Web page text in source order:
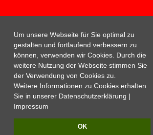
Um unsere Webseite für Sie optimal zu
gestalten und fortlaufend verbessern zu
können, verwenden wir Cookies. Durch die
weitere Nutzung der Webseite stimmen Sie
der Verwendung von Cookies zu.
Weitere Informationen zu Cookies erhalten
Sie in unserer Datenschutzerklärung |
Impressum
OK